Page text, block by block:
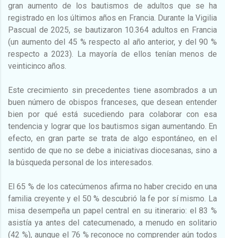
gran aumento de los bautismos de adultos que se ha
registrado en los últimos años en Francia. Durante la Vigilia
Pascual de 2025, se bautizaron 10.364 adultos en Francia
(un aumento del 45 % respecto al año anterior, y del 90 %
respecto a 2023). La mayoría de ellos tenían menos de
veinticinco años.
Este crecimiento sin precedentes tiene asombrados a un
buen número de obispos franceses, que desean entender
bien por qué está sucediendo para colaborar con esa
tendencia y lograr que los bautismos sigan aumentando. En
efecto, en gran parte se trata de algo espontáneo, en el
sentido de que no se debe a iniciativas diocesanas, sino a
la búsqueda personal de los interesados.
El 65 % de los catecúmenos afirma no haber crecido en una
familia creyente y el 50 % descubrió la fe por sí mismo. La
misa desempeña un papel central en su itinerario: el 83 %
asistía ya antes del catecumenado, a menudo en solitario
(42 %), aunque el 76 % reconoce no comprender aún todos